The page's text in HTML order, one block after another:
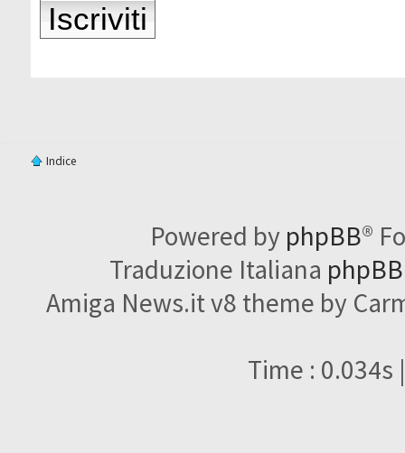
Iscriviti
Indice
Powered by phpBB®
Traduzione Italiana
Amiga News.it v8 theme by
Time : 0.034s